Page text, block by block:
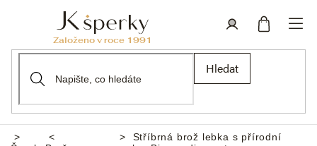
Hledat
Stříbrná brož lebka s přírodní